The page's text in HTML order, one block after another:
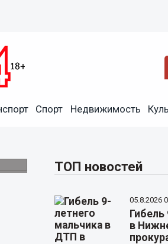
Спорт Недвижимость
ТОП новостей
05.8.2026
в